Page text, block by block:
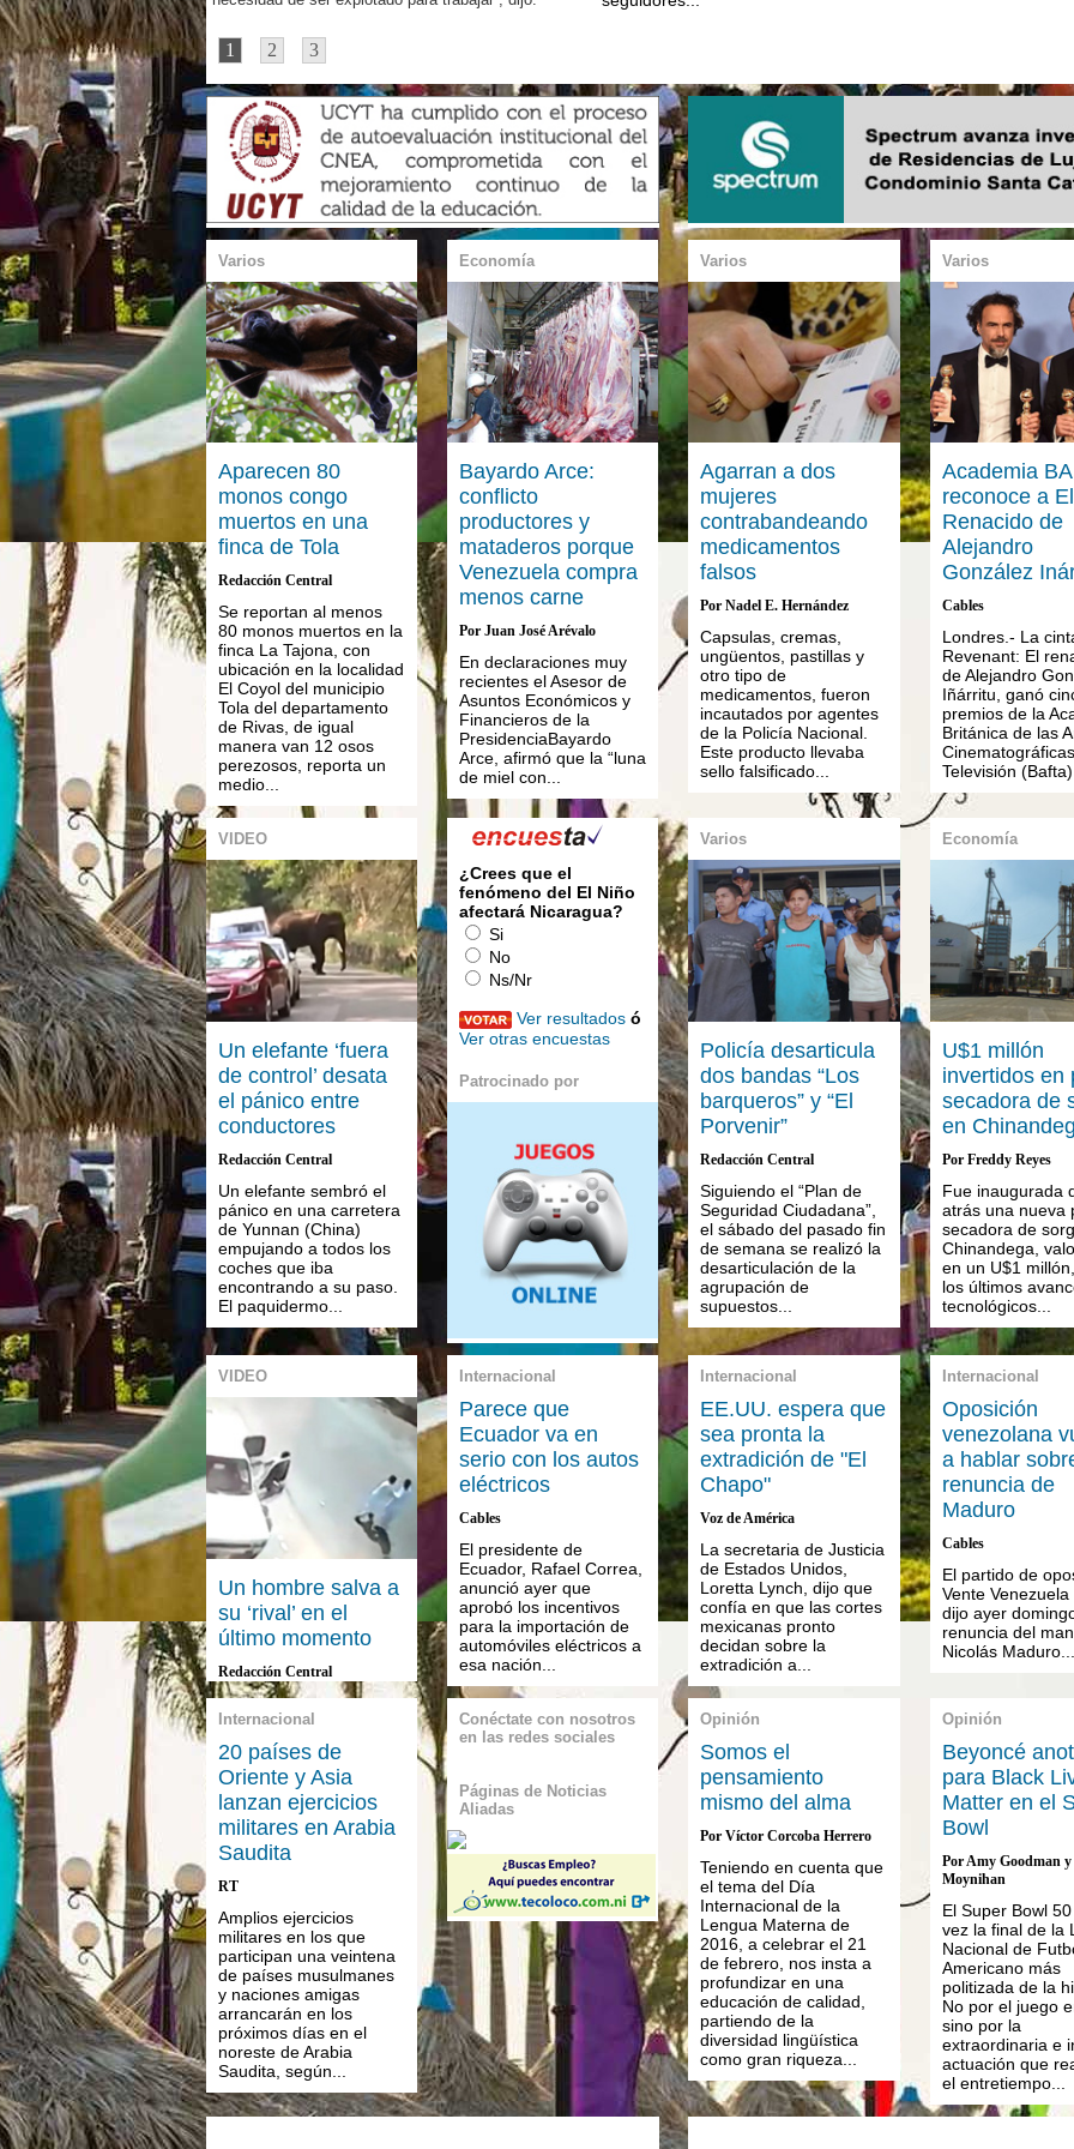
1 2 3
Varios
Aparecen 80
monos congo
muertos en una
finca de Tola
Redacción Central
Se reportan al menos
80 monos muertos en la
finca La Tajona, con
ubicación en la localidad
El Coyol del municipio
Tola del departamento
de Rivas, de igual
manera van 12 osos
perezosos, reporta un
medio...
Economía
Bayardo Arce:
conflicto
productores y
mataderos porque
Venezuela compra
menos carne
Por Juan José Arévalo
En declaraciones muy
recientes el Asesor de
Asuntos Económicos y
Financieros de la
PresidenciaBayardo
Arce, afirmó que la “luna
de miel con...
Varios
Agarran a dos
mujeres
contrabandeando
medicamentos
falsos
Por Nadel E. Hernández
Capsulas, cremas,
ungüentos, pastillas y
otro tipo de
medicamentos, fueron
incautados por agentes
de la Policía Nacional.
Este producto llevaba
sello falsificado...
Varios
Academia
reconoce a El
Renacido de
Alejandro
González
Cables
Londres.- La
Revenant: El
de Alejandro
Iñárritu, ganó
premios de la
Británica de las
Televisión
VIDEO
Un elefante ‘fuera
de control’ desata
el pánico entre
conductores
Redacción Central
Un elefante sembró el
pánico en una carretera
de Yunnan (China)
empujando a todos los
coches que iba
encontrando a su paso.
El paquidermo...
¿Crees que el
fenómeno del El Niño
afectará Nicaragua?
Si
No
Ns/Nr
Ver resultados ó
Ver otras encuestas
Patrocinado por
Varios
Policía desarticula
dos bandas “Los
barqueros” y “El
Porvenir”
Redacción Central
Siguiendo el “Plan de
Seguridad Ciudadana”,
el sábado del pasado fin
de semana se realizó la
desarticulación de la
agrupación de
supuestos...
Economía
U$1 millón
invertidos en
secadora de
en
Por Freddy Reyes
Fue inaugurada
atrás una nueva
secadora de
Chinandega,
en un U$1
los últimos
tecnológicos...
VIDEO
Un hombre salva a
su ‘rival’ en el
último momento
Redacción Central
Internacional
Parece que
Ecuador va en
serio con los autos
eléctricos
Cables
El presidente de
Ecuador, Rafael Correa,
anunció ayer que
aprobó los incentivos
para la importación de
automóviles eléctricos a
esa nación...
Internacional
EE.UU. espera que
sea pronta la
extradición de "El
Chapo"
Voz de América
La secretaria de Justicia
de Estados Unidos,
Loretta Lynch, dijo que
confía en que las cortes
mexicanas pronto
decidan sobre la
extradición a...
Internacional
Oposición
venezolana
a hablar
renuncia de
Maduro
Cables
El partido de
Vente Venezuela
dijo ayer
renuncia del
Nicolás Maduro...
Internacional
20 países de
Oriente y Asia
lanzan ejercicios
militares en Arabia
Saudita
RT
Amplios ejercicios
militares en los que
participan una veintena
de países musulmanes
y naciones amigas
arrancarán en los
próximos días en el
noreste de Arabia
Saudita, según...
Conéctate con nosotros
en las redes sociales
Páginas de Noticias
Aliadas
Opinión
Somos el
pensamiento
mismo del alma
Por Víctor Corcoba Herrero
Teniendo en cuenta que
el tema del Día
Internacional de la
Lengua Materna de
2016, a celebrar el 21
de febrero, nos insta a
profundizar en una
educación de calidad,
partiendo de la
diversidad lingüística
como gran riqueza...
Opinión
Beyoncé
para Black
Matter en el
Bowl
Por Amy Goodman y
Moynihan
El Super Bowl
vez la final de la
Nacional de
Americano más
politizada de la
No por el juego
sino por la
extraordinaria e
actuación que
el entretiempo...